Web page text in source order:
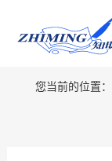
您当前的位置：